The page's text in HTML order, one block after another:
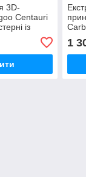
3D-
Centauri
із
1